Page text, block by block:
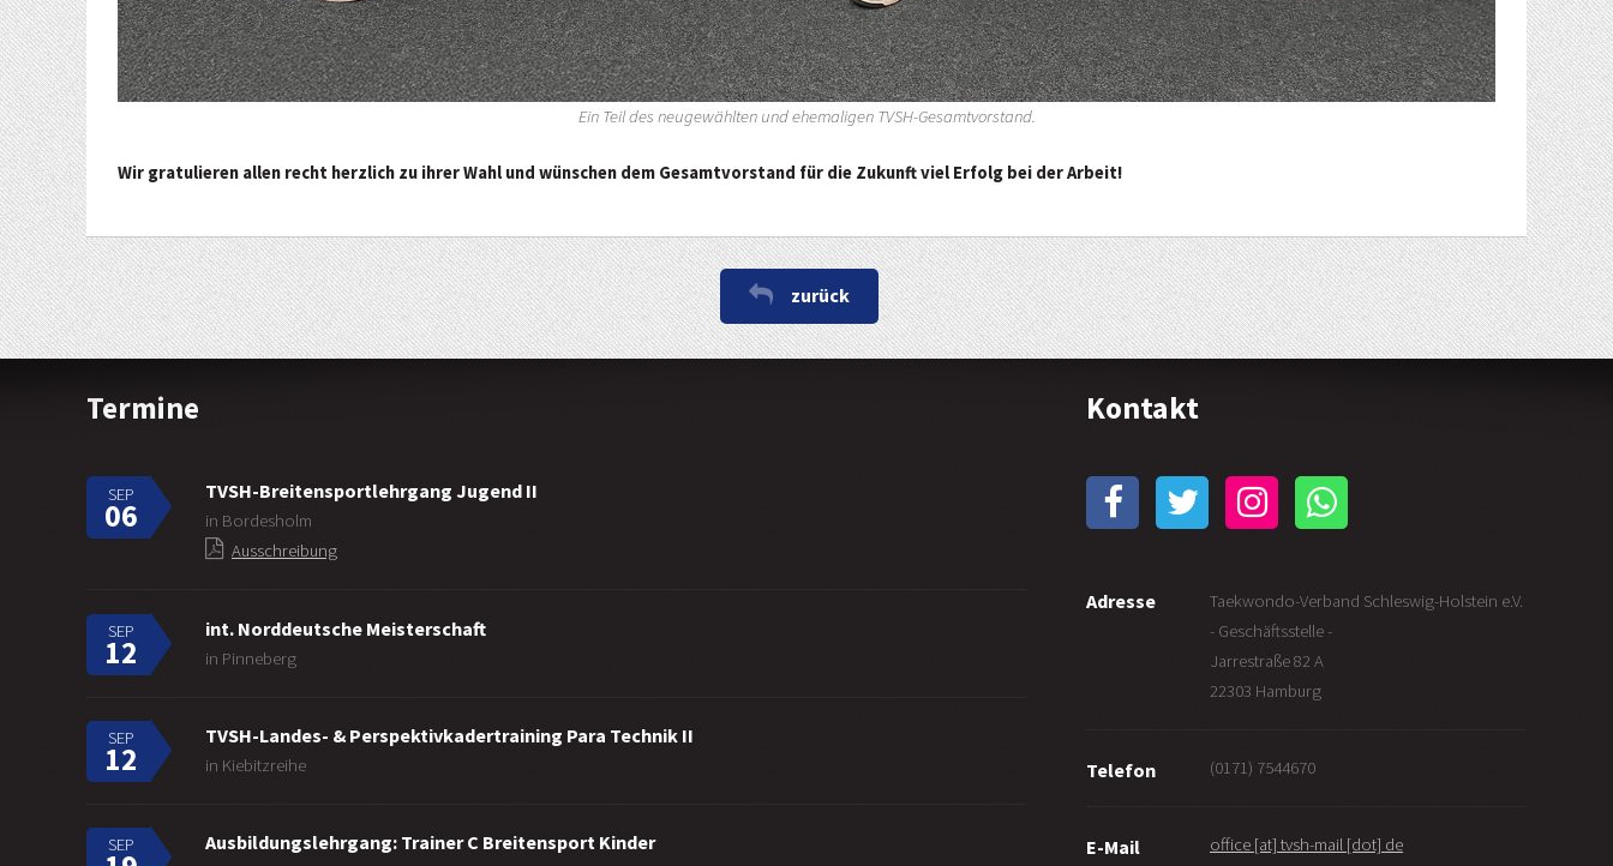
Ein Teil des neugewählten und ehemaligen TVSH-Gesamtvorstand.
Wir gratulieren allen recht herzlich zu ihrer Wahl und wünschen dem Gesamtvorstand für die Zukunft viel Erfolg bei der Arbeit!
zurück
Termine
SEP
06
TVSH-Breitensportlehrgang Jugend II
in Bordesholm
Ausschreibung
SEP
12
int. Norddeutsche Meisterschaft
in Pinneberg
SEP
12
TVSH-Landes- & Perspektivkadertraining Para Technik II
in Kiebitzreihe
SEP
Ausbildungslehrgang: Trainer C Breitensport Kinder
Kontakt
Adresse
Taekwondo-Verband Schleswig-Holstein e.V.
- Geschäftsstelle -
Jarrestraße 82 A
22303 Hamburg
Telefon (0171) 7544670
E-Mail office [at] tvsh-mail [dot] de